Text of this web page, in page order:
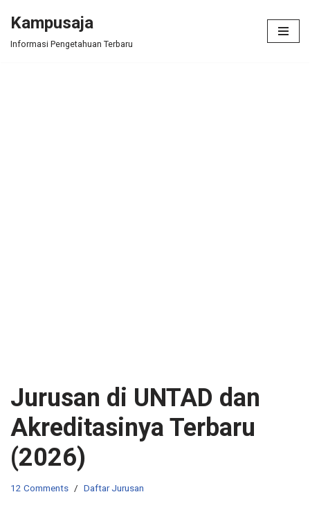
Skip
Kampusaja
Informasi Pengetahuan Terbaru
Jurusan di UNTAD dan
Akreditasinya Terbaru
(2026)
12 Comments Daftar Jurusan